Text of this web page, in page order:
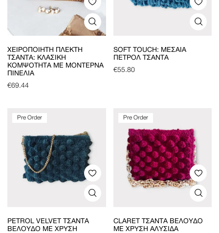
ΧΕΙΡΟΠΟΊΗΤΗ ΠΛΕΚΤΉ
ΤΣΆΝΤΑ: ΚΛΑΣΙΚΉ
ΚΟΜΨΌΤΗΤΑ ΜΕ ΜΟΝΤΈΡΝΑ
ΠΙΝΕΛΙΆ
€69.44
SOFT TOUCH: ΜΕΣΑΊΑ
ΠΕΤΡΟΛ ΤΣΆΝΤΑ
€55.80
Pre Order
PETROL VELVET ΤΣΆΝΤΑ
ΒΕΛΟΎΔΟ ΜΕ ΧΡΥΣΉ
Pre Order
CLARET ΤΣΆΝΤΑ ΒΕΛΟΎΔΟ
ΜΕ ΧΡΥΣΉ ΑΛΥΣΊΔΑ